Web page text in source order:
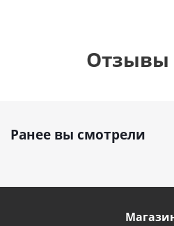
Отзывы
Ранее вы смотрели